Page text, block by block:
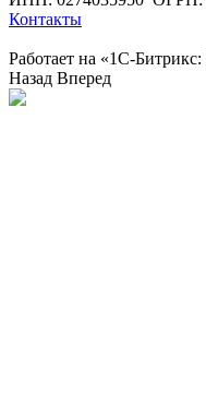
Контакты
Работает на «1С-
Назад Вперед